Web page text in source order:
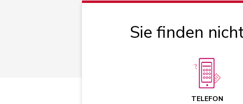
Sie finden
TELEFON